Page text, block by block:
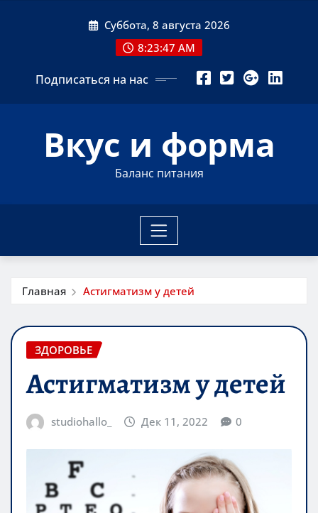
Суббота, 8 августа 2026
8:23:48 AM
Подписаться на нас
Вкус и форма
Баланс питания
Главная Астигматизм у детей
ЗДОРОВЬЕ
Астигматизм у детей
studiohallo_ Дек 11, 2022 0